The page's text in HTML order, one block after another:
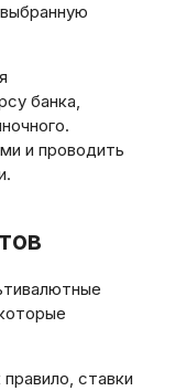
банка,
и проводить
правило, ставки